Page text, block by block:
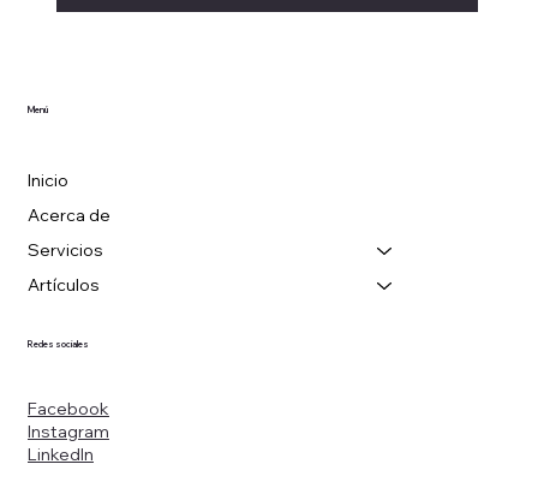
Menú
Inicio
Acerca de
Servicios
Artículos
Redes sociales
Facebook
Instagram
LinkedIn